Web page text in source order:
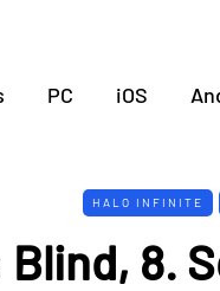
PC iOS
HALO INFINITE
8.